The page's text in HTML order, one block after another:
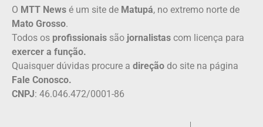
O MTT News é um site de Matupá, no extremo norte de
Mato Grosso.
Todos os profissionais são jornalistas com licença para
exercer a função.
Quaisquer dúvidas procure a direção do site na página
Fale Conosco.
CNPJ: 46.046.472/0001-86